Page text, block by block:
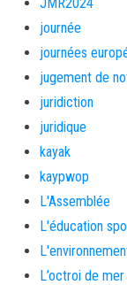
journée
journées
jugement de
juridiction
juridique
kayak
kaypwop
L'Assemblée
L'éducation
L’octroi de mer